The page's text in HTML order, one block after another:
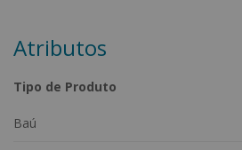
Características:
-Estrutura em madeira de eucalipto
-Altura: 47 cm
Atributos
Tipo de Produto
Baú